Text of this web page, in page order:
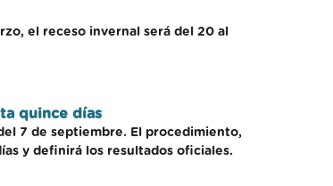
el receso invernal será del 20 al
quince días
7 de septiembre. El procedimiento,
y definirá los resultados oficiales.